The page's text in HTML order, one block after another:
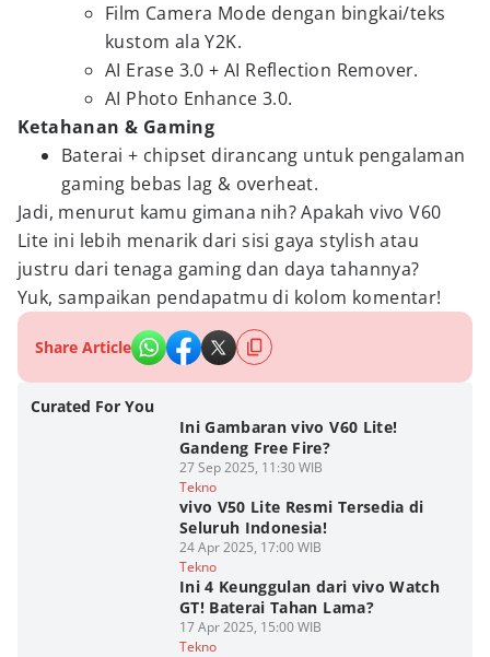
Film Camera Mode dengan bingkai/teks
kustom ala Y2K.
AI Erase 3.0 + AI Reflection Remover.
AI Photo Enhance 3.0.
Ketahanan & Gaming
Baterai + chipset dirancang untuk pengalaman
gaming bebas lag & overheat.
Jadi, menurut kamu gimana nih? Apakah vivo V60
Lite ini lebih menarik dari sisi gaya stylish atau
justru dari tenaga gaming dan daya tahannya?
Yuk, sampaikan pendapatmu di kolom komentar!
Share Article
Curated For You
Ini Gambaran vivo V60 Lite!
Gandeng Free Fire?
27 Sep 2025, 11:30 WIB
Tekno
vivo V50 Lite Resmi Tersedia di
Seluruh Indonesia!
24 Apr 2025, 17:00 WIB
Tekno
Ini 4 Keunggulan dari vivo Watch
GT! Baterai Tahan Lama?
17 Apr 2025, 15:00 WIB
Tekno